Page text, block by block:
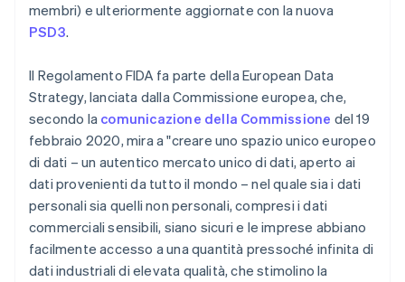
membri) e ulteriormente aggiornate con la nuova
PSD3.
Il Regolamento FIDA fa parte della European Data
Strategy, lanciata dalla Commissione europea, che,
secondo la comunicazione della Commissione del 19
febbraio 2020, mira a "creare uno spazio unico europeo
di dati – un autentico mercato unico di dati, aperto ai
dati provenienti da tutto il mondo – nel quale sia i dati
personali sia quelli non personali, compresi i dati
commerciali sensibili, siano sicuri e le imprese abbiano
facilmente accesso a una quantità pressoché infinita di
dati industriali di elevata qualità, che stimolino la